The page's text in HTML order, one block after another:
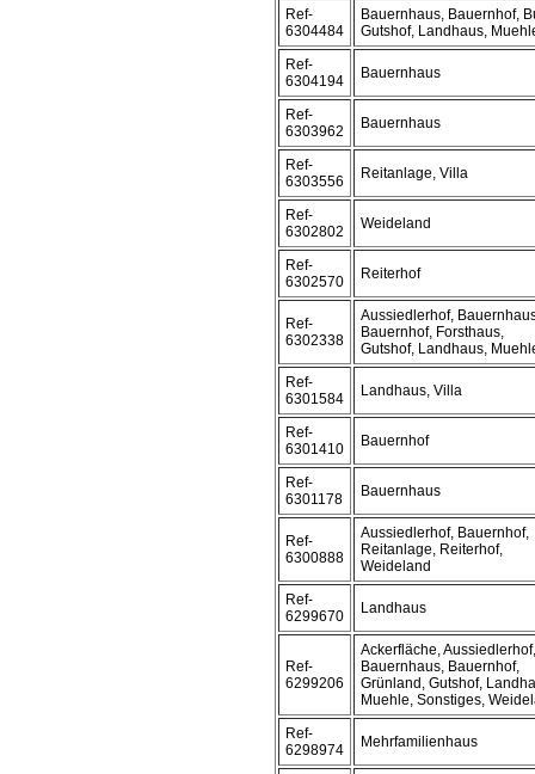
Ref-
6304484
Bauernhaus, Bauernhof,
Gutshof, Landhaus,
Ref-
6304194
Bauernhaus
Ref-
6303962
Bauernhaus
Ref-
6303556
Reitanlage, Villa
Ref-
6302802
Weideland
Ref-
6302570
Reiterhof
Ref-
6302338
Aussiedlerhof,
Bauernhof, Forsthaus,
Gutshof, Landhaus,
Ref-
6301584
Landhaus, Villa
Ref-
6301410
Bauernhof
Ref-
6301178
Bauernhaus
Ref-
6300888
Aussiedlerhof, Bauernhof,
Reitanlage, Reiterhof,
Weideland
Ref-
6299670
Landhaus
Ref-
6299206
Ackerfläche, Aussiedlerhof,
Bauernhaus, Bauernhof,
Grünland, Gutshof,
Muehle, Sonstiges,
Ref-
6298974
Mehrfamilienhaus